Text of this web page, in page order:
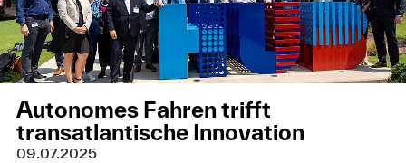
Autonomes Fahren trifft
transatlantische Innovation
09.07.2025